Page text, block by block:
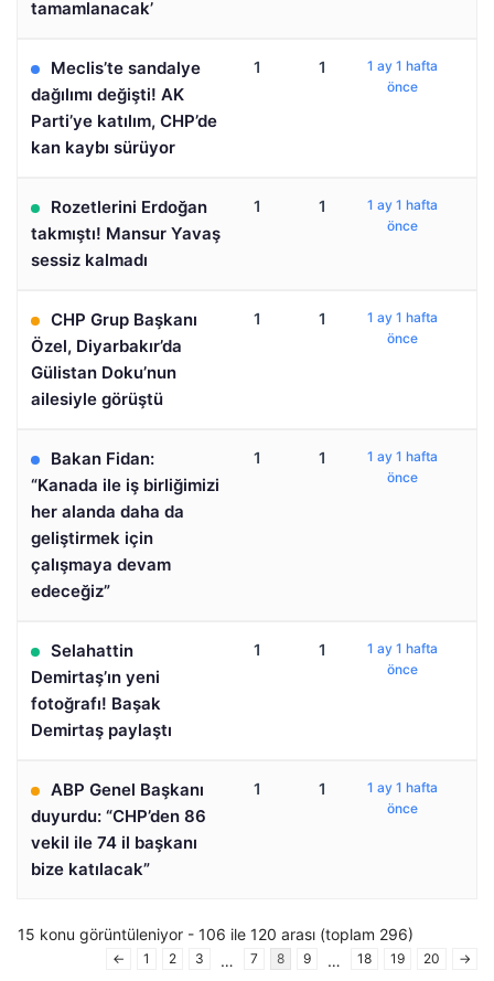
tamamlanacak’
Meclis’te sandalye
dağılımı değişti! AK
Parti’ye katılım, CHP’de
kan kaybı sürüyor
1 1
1 ay 1 hafta
önce
Rozetlerini Erdoğan
takmıştı! Mansur Yavaş
sessiz kalmadı
1 1
1 ay 1 hafta
önce
CHP Grup Başkanı
Özel, Diyarbakır’da
Gülistan Doku’nun
ailesiyle görüştü
1 1
1 ay 1 hafta
önce
Bakan Fidan:
“Kanada ile iş birliğimizi
her alanda daha da
geliştirmek için
çalışmaya devam
edeceğiz”
1 1
1 ay 1 hafta
önce
Selahattin
Demirtaş’ın yeni
fotoğrafı! Başak
Demirtaş paylaştı
1 1
1 ay 1 hafta
önce
ABP Genel Başkanı
duyurdu: “CHP’den 86
vekil ile 74 il başkanı
bize katılacak”
1 1
1 ay 1 hafta
önce
15 konu görüntüleniyor - 106 ile 120 arası (toplam 296)
← 1 2 3 … 7 8 9 … 18 19 20 →